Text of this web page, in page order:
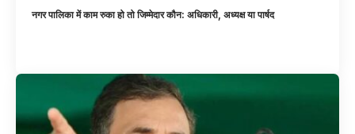
नगर पालिका में काम रुका हो तो जिम्मेदार कौन: अधिकारी, अध्यक्ष या पार्षद